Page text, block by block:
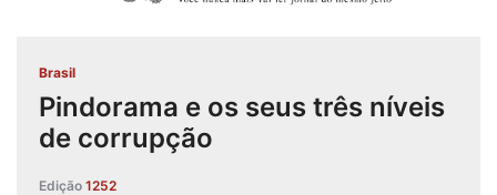
Brasil
Pindorama e os seus três níveis
de corrupção
Edição 1252